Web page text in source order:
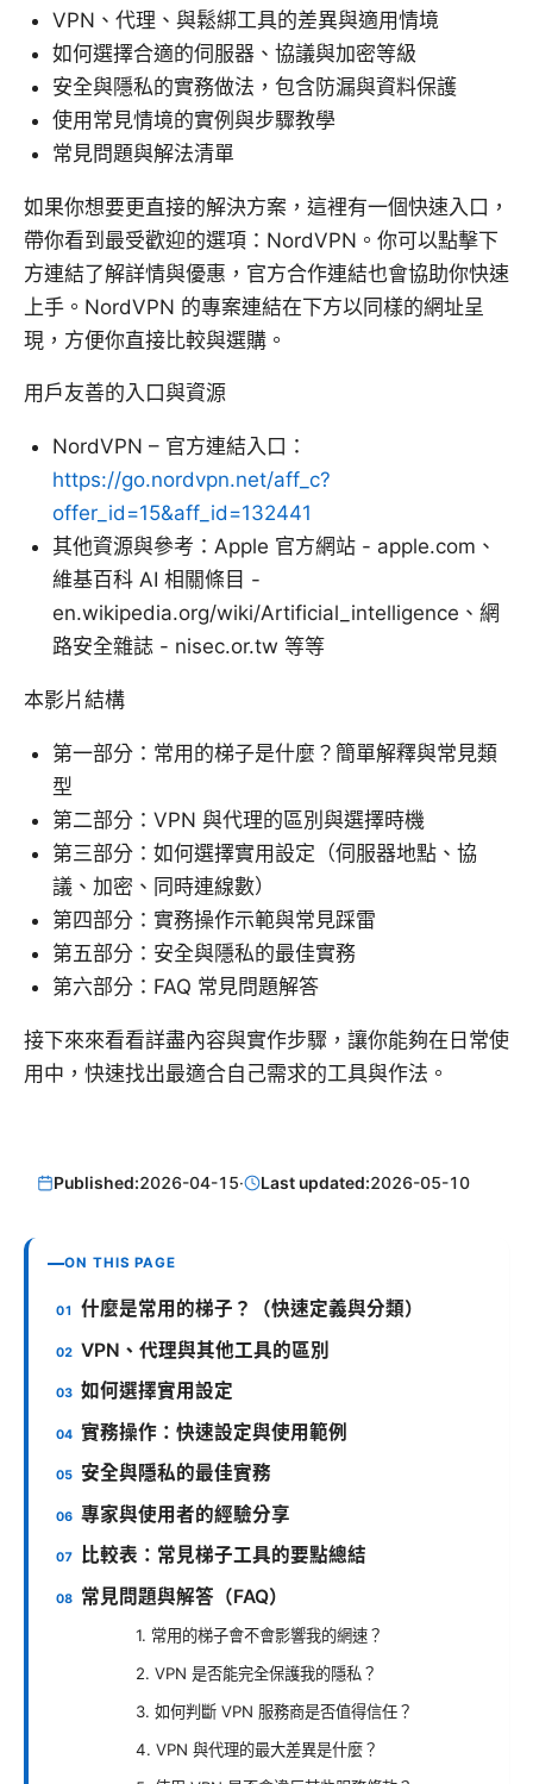
VPN、代理、與鬆綁工具的差異與適用情境
如何選擇合適的伺服器、協議與加密等級
安全與隱私的實務做法，包含防漏與資料保護
使用常見情境的實例與步驟教學
常見問題與解法清單
如果你想要更直接的解決方案，這裡有一個快速入口，
帶你看到最受歡迎的選項：NordVPN。你可以點擊下
方連結了解詳情與優惠，官方合作連結也會協助你快速
上手。NordVPN 的專案連結在下方以同樣的網址呈
現，方便你直接比較與選購。
用戶友善的入口與資源
NordVPN – 官方連結入口：
https://go.nordvpn.net/aff_c?
offer_id=15&aff_id=132441
其他資源與參考：Apple 官方網站 - apple.com、
維基百科 AI 相關條目 -
en.wikipedia.org/wiki/Artificial_intelligence、網
路安全雜誌 - nisec.or.tw 等等
本影片結構
第一部分：常用的梯子是什麼？簡單解釋與常見類
型
第二部分：VPN 與代理的區別與選擇時機
第三部分：如何選擇實用設定（伺服器地點、協
議、加密、同時連線數）
第四部分：實務操作示範與常見踩雷
第五部分：安全與隱私的最佳實務
第六部分：FAQ 常見問題解答
接下來來看看詳盡內容與實作步驟，讓你能夠在日常使
用中，快速找出最適合自己需求的工具與作法。
Published:2026-04-15· Last updated:2026-05-10
ON THIS PAGE
什麼是常用的梯子？（快速定義與分類）
VPN、代理與其他工具的區別
如何選擇實用設定
實務操作：快速設定與使用範例
安全與隱私的最佳實務
專家與使用者的經驗分享
比較表：常見梯子工具的要點總結
常見問題與解答（FAQ）
1. 常用的梯子會不會影響我的網速？
2. VPN 是否能完全保護我的隱私？
3. 如何判斷 VPN 服務商是否值得信任？
4. VPN 與代理的最大差異是什麼？